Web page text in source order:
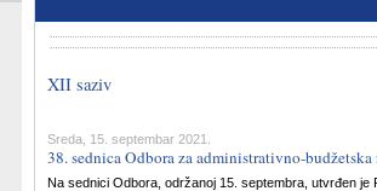
XII saziv
Sreda, 15. septembar 2021.
38. sednica Odbora za administrativno-
Na sednici Odbora, održanoj 15. septembra, utvrđen je